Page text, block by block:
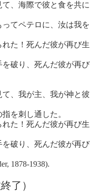
、海際で彼と食を共に
てペテロに、汝は我を
た！死んだ彼が再び生
破り、死んだ彼が再び
て、我が主、我が神と彼
を刺し通した。
た！死んだ彼が再び生
破り、死んだ彼が再び
1878-1938).
了）